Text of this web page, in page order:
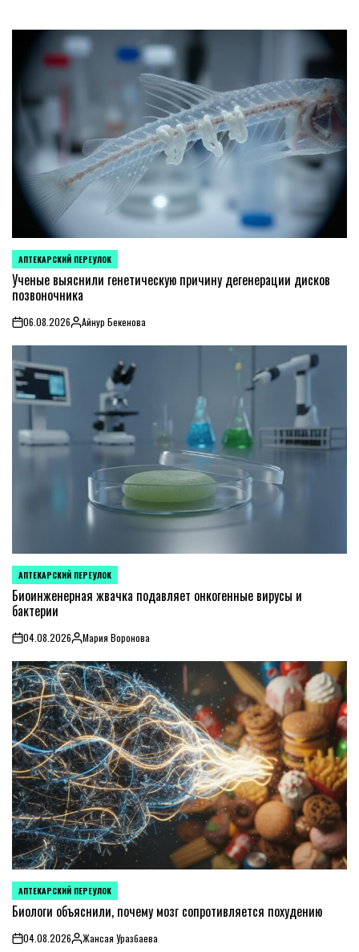
POSTED
IN
АПТЕКАРСКИЙ ПЕРЕУЛОК
Ученые выяснили генетическую причину дегенерации дисков
позвоночника
on06.08.2026Posted
by
Айнур Бекенова
POSTED
IN
АПТЕКАРСКИЙ ПЕРЕУЛОК
Биоинженерная жвачка подавляет онкогенные вирусы и
бактерии
on04.08.2026Posted
by
Мария Воронова
POSTED
IN
АПТЕКАРСКИЙ ПЕРЕУЛОК
Биологи объяснили, почему мозг сопротивляется похудению
on04.08.2026PostedЖансая Уразбаева